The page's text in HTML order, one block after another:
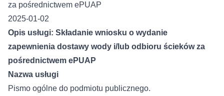
za pośrednictwem ePUAP
2025-01-02
Opis usługi: Składanie wniosku o wydanie
zapewnienia dostawy wody i/lub odbioru ścieków za
pośrednictwem ePUAP
Nazwa usługi
Pismo ogólne do podmiotu publicznego.